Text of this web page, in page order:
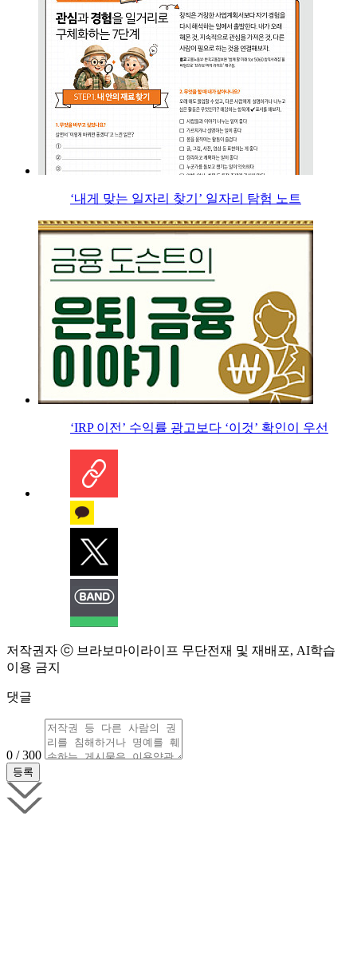
‘내게 맞는 일자리 찾기’ 일자리 탐험 노트
‘IRP 이전’ 수익률 광고보다 ‘이것’ 확인이 우선
저작권자 ⓒ 브라보마이라이프 무단전재 및 재배포, AI학습
이용 금지
댓글
0 / 300